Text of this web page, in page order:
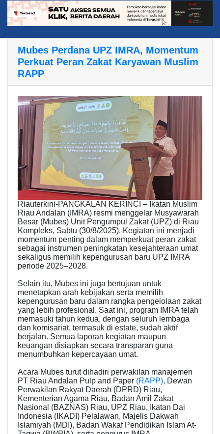
Mubes Perdana UPZ IMRA, Momentum
Perkuat Peran Zakat Karyawan Muslim
RAPP
Riauterkini-PANGKALAN KERINCI – Ikatan Muslim
Riau Andalan (IMRA) resmi menggelar Musyawarah
Besar (Mubes) Unit Pengumpul Zakat (UPZ) di Riau
Kompleks, Sabtu (30/8/2025). Kegiatan ini menjadi
momentum penting dalam memperkuat peran zakat
sebagai instrumen peningkatan kesejahteraan umat
sekaligus memilih kepengurusan baru UPZ IMRA
periode 2025–2028.
Selain itu, Mubes ini juga bertujuan untuk
menetapkan arah kebijakan serta memilih
kepengurusan baru dalam rangka pengelolaan zakat
yang lebih profesional. Saat ini, program IMRA telah
memasuki tahun kedua, dengan seluruh lembaga
dan komisariat, termasuk di estate, sudah aktif
berjalan. Semua laporan kegiatan maupun
keuangan disiapkan secara transparan guna
menumbuhkan kepercayaan umat.
Acara Mubes turut dihadiri perwakilan manajemen
PT Riau Andalan Pulp and Paper (RAPP), Dewan
Perwakilan Rakyat Daerah (DPRD) Riau,
Kementerian Agama Riau, Badan Amil Zakat
Nasional (BAZNAS) Riau, UPZ Riau, Ikatan Dai
Indonesia (IKADI) Pelalawan, Majelis Dakwah
Islamiyah (MDI), Badan Wakaf Pendidikan Islam At-